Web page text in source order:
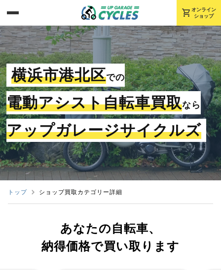
shopping_cart オンライン
ショップ
横浜市港北区での
電動アシスト自転車買取なら
アップガレージサイクルズ
トップ ショップ買取カテゴリー詳細
あなたの自転車、
納得価格で買い取ります